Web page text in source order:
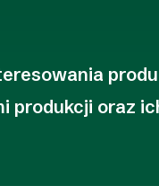
produkcji oraz